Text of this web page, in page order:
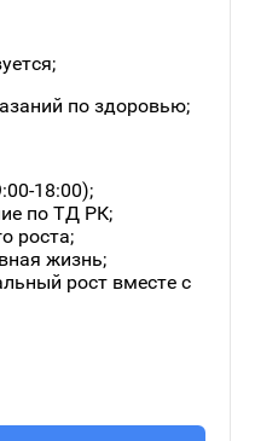
по здоровью;
18:00);
по ТД РК;
роста;
жизнь;
рост вместе с